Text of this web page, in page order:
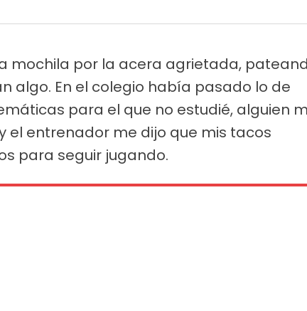
mochila por la acera agrietada,
algo. En el colegio había pasado lo de
para el que no estudié, alguien
el entrenador me dijo que mis tacos
para seguir jugando.